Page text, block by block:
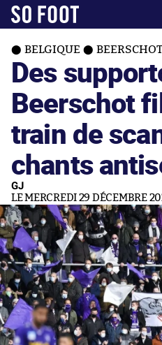
BELGIQUE
Des
Beerschot
train de
chants
GJ
LE MERCREDI 29 DÉCEMBRE